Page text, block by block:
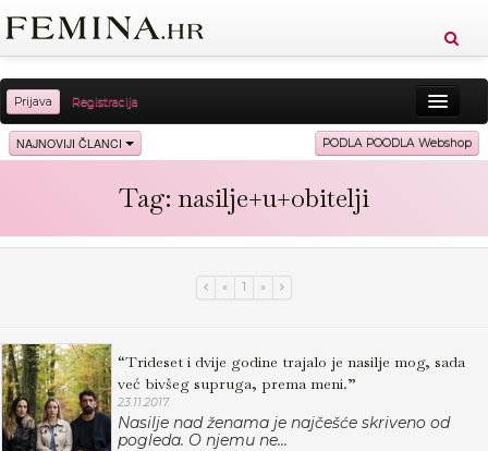
Prijava Registracija
Sreća Zdravlje Vitkost
Ljubav Relax Putovanja
NAJNOVIJI ČLANCI PODLA POODLA Webshop
Tag: nasilje+u+obitelji
« 1 »
“Trideset i dvije godine trajalo je nasilje mog, sada
već bivšeg supruga, prema meni.”
23.11.2017.
Nasilje nad ženama je najčešće skriveno od
pogleda. O njemu ne...